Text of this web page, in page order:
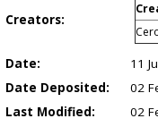
Creators:
Date:
11
Date Deposited:
02
Last Modified:
02